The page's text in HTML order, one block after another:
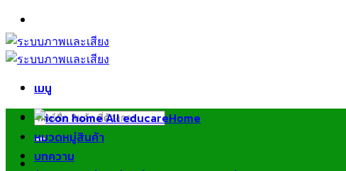
ข้าม
ไป
ยัง
เมนู
ค้นหา:
Home
หมวดหมู่สินค้า
บทความ